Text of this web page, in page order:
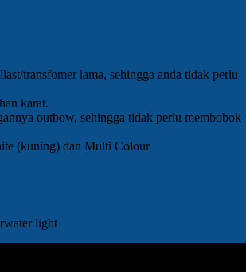
transfomer lama, sehingga anda tidak perlu
karat.
outbow, sehingga tidak perlu membobok
(kuning) dan Multi Colour
light